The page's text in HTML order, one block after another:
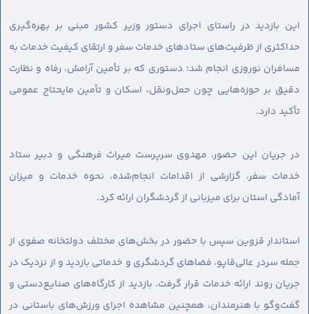
این بازدید در راستای اجرای دستور وزیر کشور مبنی بر بهره‌گیری
حداکثری از ظرفیت‌های ستادهای خدمات سفر و ارتقای کیفیت خدمات به
مسافران نوروزی انجام شد؛ دستوری که بر تأمین آرامش، رفاه و نظارت
دقیق بر حوزه‌هایی چون حمل‌ونقل، اسکان و تأمین مایحتاج عمومی
تأکید دارد.
در جریان این حضور، مهدوی سرپرست میراث فرهنگی و دبیر ستاد
خدمات سفر، گزارشی از اقدامات انجام‌شده، نحوه خدمات و میزان
آمادگی استان برای میزبانی از گردشگران ارائه کرد.
استاندار قزوین سپس با حضور در بخش‌های مختلف دولتخانه صفوی از
جمله سردر عالی‌قاپو، فضاهای گردشگری و خدماتی بازدید و از نزدیک در
جریان روند ارائه خدمات قرار گرفت. بازدید از کارگاه‌های صنایع‌دستی و
گفت‌وگو با هنرمندان، همچنین مشاهده اجرای ورزش‌های باستانی در